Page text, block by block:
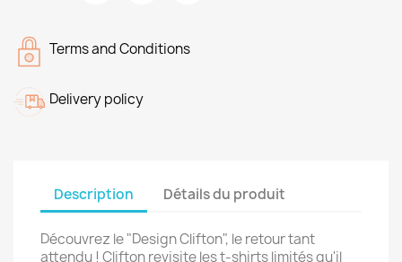
Terms and Conditions
Delivery policy
Description Détails du produit
Découvrez le "Design Clifton", le retour tant
attendu ! Clifton revisite les t-shirts limités qu'il